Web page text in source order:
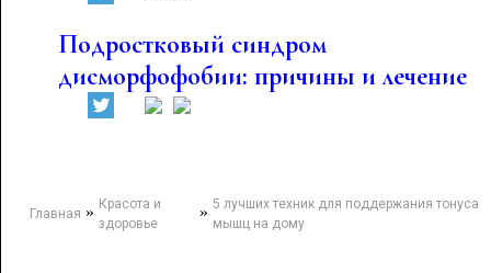
Подростковый синдром
дисморфофобии: причины и лечение
Главная » Красота и
здоровье
» 5 лучших техник для поддержания тонуса
мышц на дому